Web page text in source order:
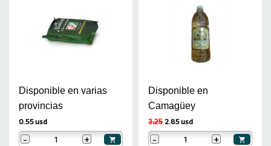
Disponible en varias
provincias
0.55 usd
- +
Disponible en
Camagüey
3.25 2.85 usd
- +